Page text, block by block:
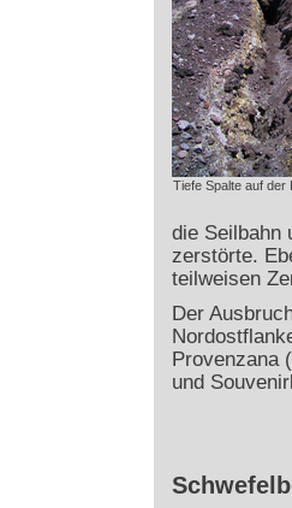
Tiefe Spalte auf der
die Seilbahn
zerstörte.
teilweisen
Der
Provenzana
und